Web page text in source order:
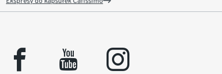
facebook youtube instagram